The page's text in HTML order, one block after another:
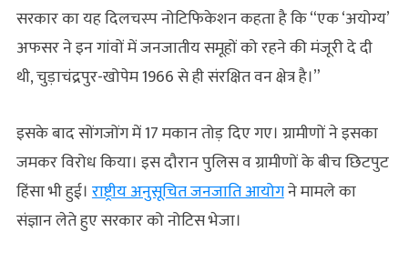
सरकार का यह दिलचस्‍प नोटिफिकेशन कहता है कि “एक ‘अयोग्य’
अफसर ने इन गांवों में जनजातीय समूहों को रहने की मंजूरी दे दी
थी, चुड़ाचंद्रपुर-खोपेम 1966 से ही संरक्षित वन क्षेत्र है।”
इसके बाद सोंगजोंग में 17 मकान तोड़ दिए गए। ग्रामीणों ने इसका
जमकर विरोध किया। इस दौरान पुलिस व ग्रामीणों के बीच छिटपुट
हिंसा भी हुई। राष्ट्रीय अनुसूचित जनजाति आयोगने मामले का
संज्ञान लेते हुए सरकार को नोटिस भेजा।